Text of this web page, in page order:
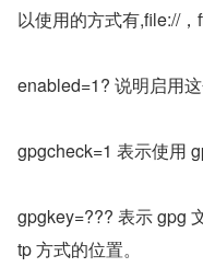
以使用的方式有,file://，
enabled=1? 说明启用
gpgcheck=1 表示使用
gpgkey=??? 表示 gpg
tp 方式的位置。